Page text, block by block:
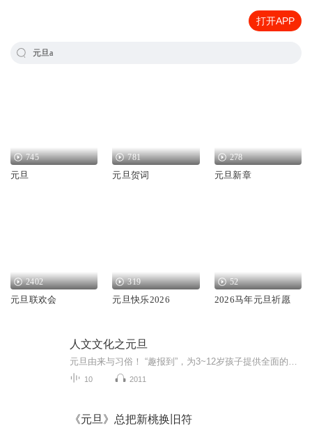
打开APP
元旦a
745
元旦
781
元旦贺词
278
元旦新章
2402
元旦联欢会
319
元旦快乐2026
52
2026马年元旦祈愿
人文文化之元旦
10 2011
《元旦》总把新桃换旧符